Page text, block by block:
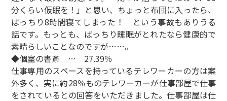
分くらい仮眠を！」と思い、ちょっと布団に入ったら、
ばっちり8時間寝てしまった！ という事故もありうる
話です。もっとも、ばっちり睡眠がとれたなら健康的で
素晴らしいことなのですが……。
◆個室の書斎 … 27.39％
仕事専用のスペースを持っているテレワーカーの方は案
外多く、実に約28％ものテレワーカーが仕事部屋で仕事
をされているとの回答をいただきました。仕事部屋は仕